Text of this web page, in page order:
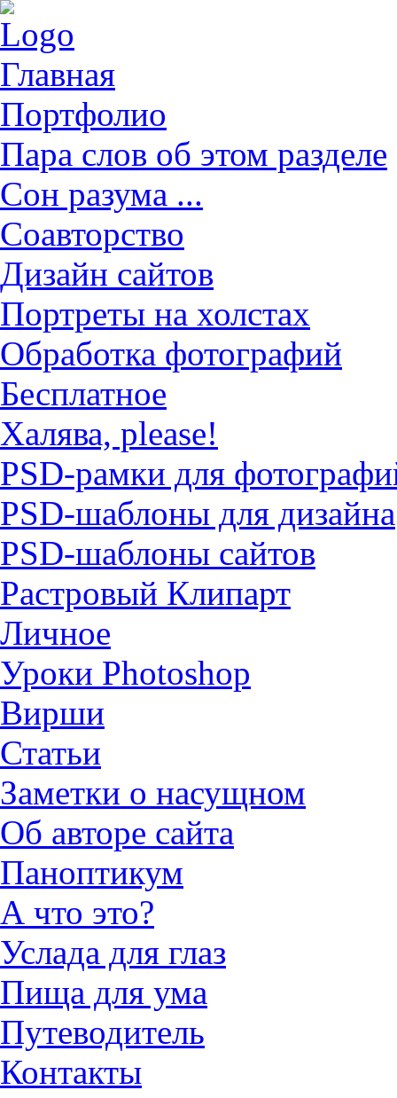
Главная
Портфолио
Пара слов об этом разделе
Сон разума ...
Соавторство
Дизайн сайтов
Портреты на холстах
Обработка фотографий
Бесплатное
Халява, please!
PSD-рамки для
PSD-шаблоны для дизайна
PSD-шаблоны сайтов
Растровый Клипарт
Личное
Уроки Photoshop
Вирши
Статьи
Заметки о насущном
Об авторе сайта
Паноптикум
А что это?
Услада для глаз
Пища для ума
Путеводитель
Контакты